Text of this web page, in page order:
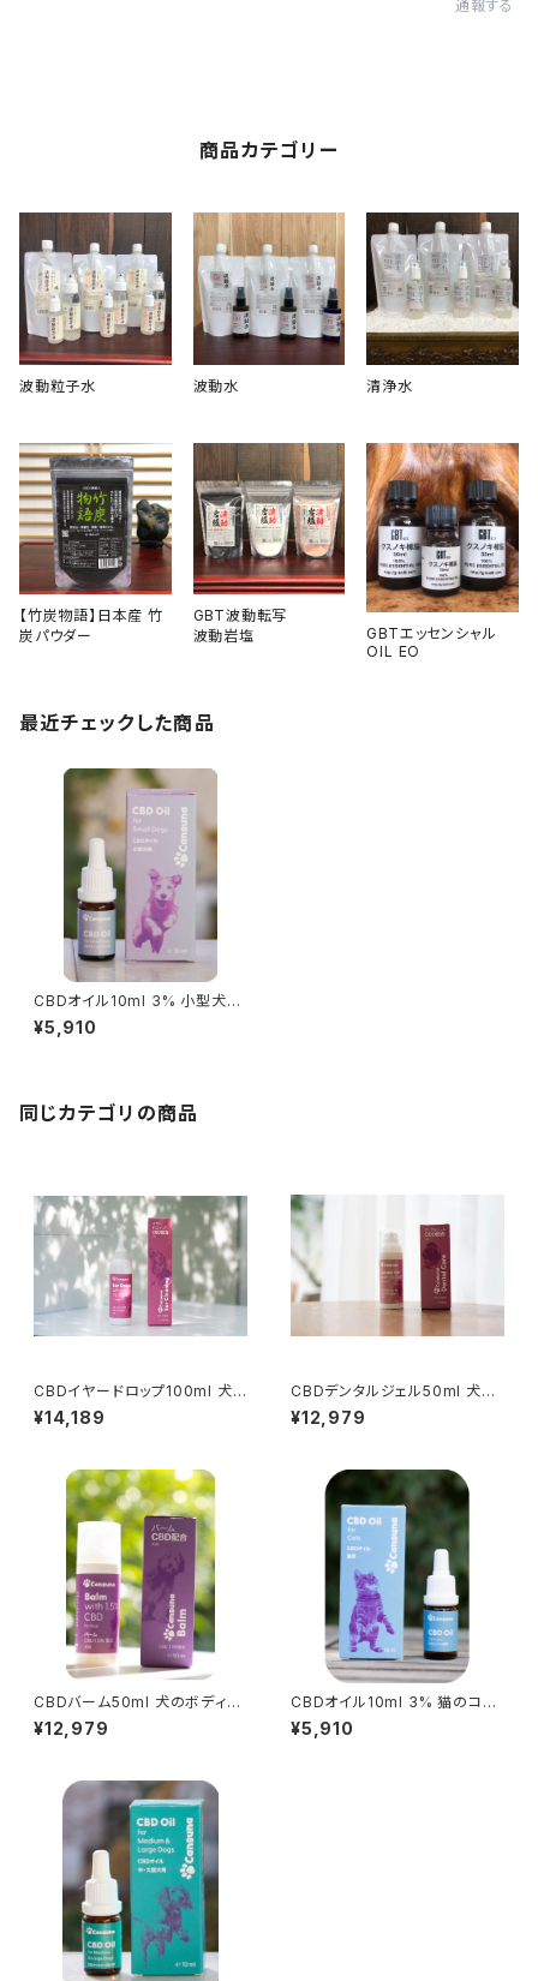
通報する
商品カテゴリー
波動粒子水 波動水 清浄水
【竹炭物語】日本産 竹
炭パウダー
GBT波動転写
波動岩塩
GBTエッセンシャル
OIL EO
最近チェックした商品
CBDオイル10ml 3% 小型犬
用 CBD300mg配合/約250
滴
¥5,910
同じカテゴリの商品
CBDイヤードロップ100ml 犬
の耳ケア用 CBD3％配合
¥14,189
CBDデンタルジェル50ml 犬の
デンタルケア用 CBD3%配合
¥12,979
CBDバーム50ml 犬のボディケ
ア・スキンケア用 CBD1.5%配
合
¥12,979
CBDオイル10ml 3% 猫のコン
ディションケア用 CBD300m
g配合 約250滴
¥5,910